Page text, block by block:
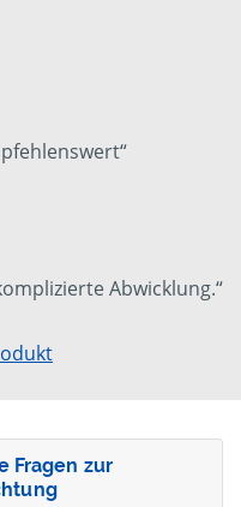
Abwicklung.“
Fragen zur